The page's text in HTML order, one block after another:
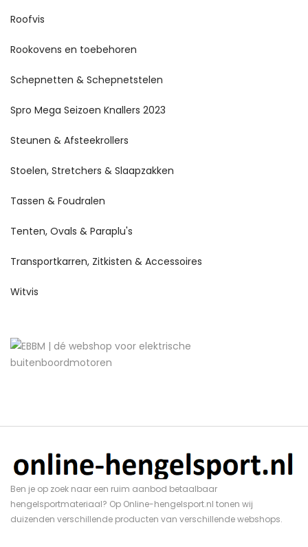
Roofvis
Rookovens en toebehoren
Schepnetten & Schepnetstelen
Spro Mega Seizoen Knallers 2023
Steunen & Afsteekrollers
Stoelen, Stretchers & Slaapzakken
Tassen & Foudralen
Tenten, Ovals & Paraplu's
Transportkarren, Zitkisten & Accessoires
Witvis
Ben je op zoek naar een ruim aanbod betaalbaar
hengelsportmateriaal? Op Online-hengelsport.nl tonen wij
duizenden verschillende producten van verschillende webshops.